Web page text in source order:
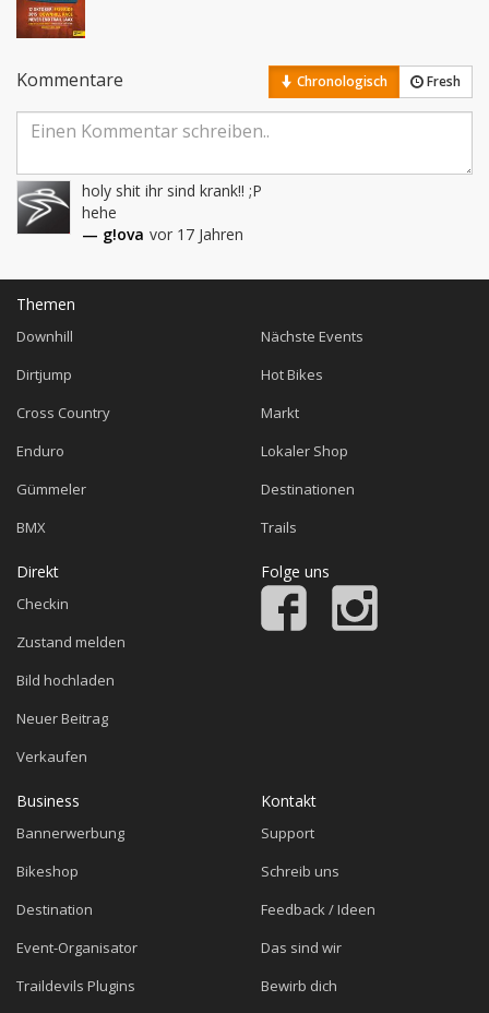
Kommentare Chronologisch Fresh
holy shit ihr sind krank!! ;P
hehe
— g!ova vor 17 Jahren
Themen
Downhill
Dirtjump
Cross Country
Enduro
Gümmeler
BMX
Nächste Events
Hot Bikes
Markt
Lokaler Shop
Destinationen
Trails
Direkt
Checkin
Zustand melden
Bild hochladen
Neuer Beitrag
Verkaufen
Folge uns
Business
Bannerwerbung
Bikeshop
Destination
Event-Organisator
Traildevils Plugins
Kontakt
Support
Schreib uns
Feedback / Ideen
Das sind wir
Bewirb dich